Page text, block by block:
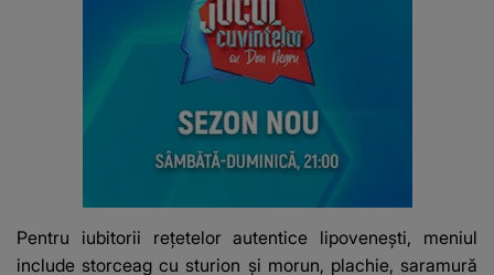
Pentru iubitorii rețetelor autentice lipovenești, meniul
include storceag cu sturion și morun, plachie, saramură